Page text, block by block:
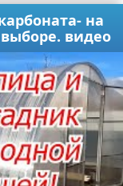
на
видео